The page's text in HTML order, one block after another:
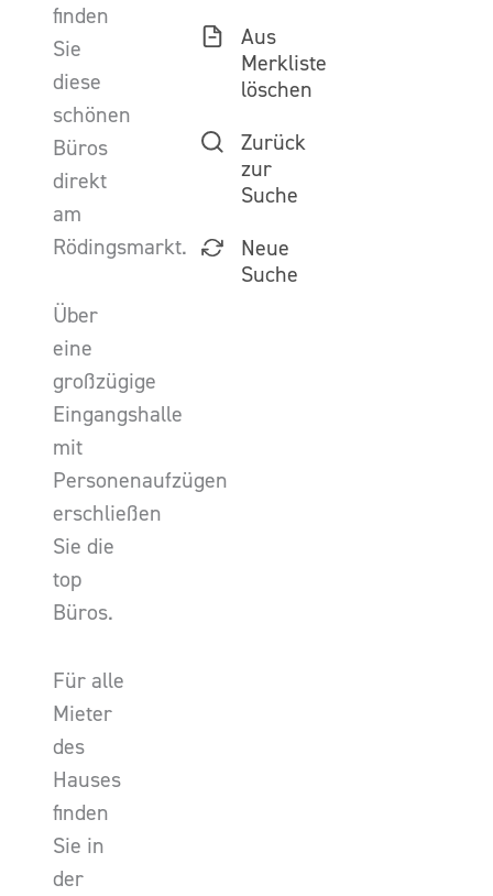
finden
Sie
diese
schönen
Büros
direkt
am
Rödingsmarkt.
Über
eine
großzügige
Eingangshalle
mit
Personenaufzügen
erschließen
Sie die
top
Büros.
Für alle
Mieter
des
Hauses
finden
Sie in
der
Aus
Merkliste
löschen
Zurück
zur
Suche
Neue
Suche